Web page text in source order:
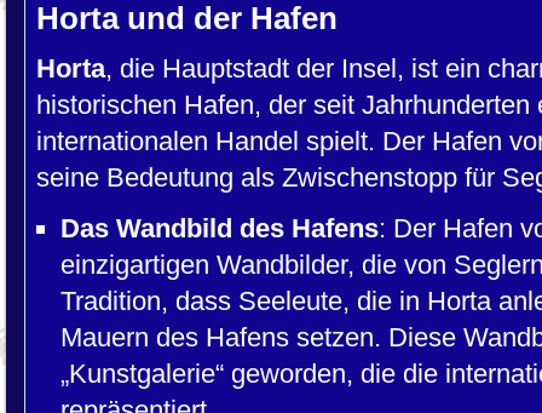
Horta und der Hafen
Horta, die Hauptstadt der Insel, ist ein
historischen Hafen, der seit
internationalen Handel spielt. Der Hafen
seine Bedeutung als Zwischenstopp für
Das Wandbild des Hafens: Der Hafen
einzigartigen Wandbilder, die von
Tradition, dass Seeleute, die in Horta
Mauern des Hafens setzen. Diese
„Kunstgalerie“ geworden, die die